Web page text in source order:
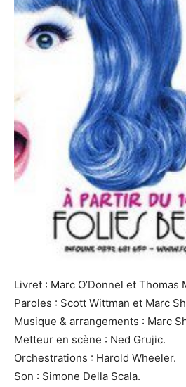
Livret : Marc O’Donnel et Thomas
Paroles : Scott Wittman et Marc
Musique & arrangements : Marc
Metteur en scène : Ned Grujic.
Orchestrations : Harold Wheeler.
Son : Simone Della Scala.